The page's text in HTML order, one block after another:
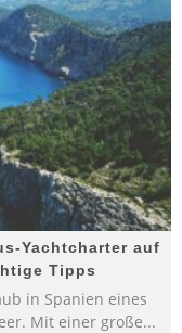
Yachtcharter auf
Tipps
in Spanien eines
Mit einer große...